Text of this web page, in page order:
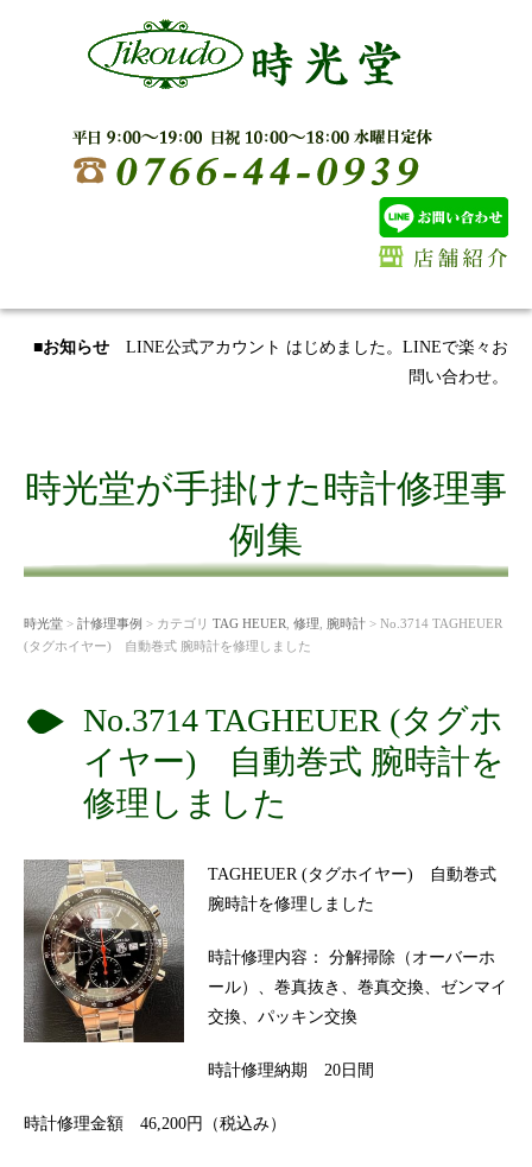
■お知らせ LINE公式アカウント はじめました。LINEで楽々お
問い合わせ。
時光堂が手掛けた時計修理事
例集
時光堂 > 計修理事例 > カテゴリ TAG HEUER 修理 腕時計 > No.3714 TAGHEUER
(タグホイヤー) 自動巻式 腕時計を修理しました
No.3714 TAGHEUER (タグホ
イヤー) 自動巻式 腕時計を
修理しました
TAGHEUER (タグホイヤー) 自動巻式
腕時計を修理しました
時計修理内容： 分解掃除（オーバーホ
ール）、巻真抜き、巻真交換、ゼンマイ
交換、パッキン交換
時計修理納期 20日間
時計修理金額 46,200円（税込み）